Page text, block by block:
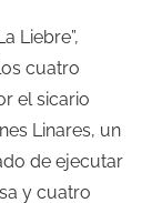
Liebre”,
cuatro
el sicario
Linares, un
de ejecutar
y cuatro